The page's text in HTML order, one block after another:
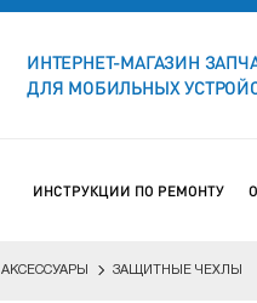
ИНТЕРНЕТ-МАГАЗИН
ДЛЯ МОБИЛЬНЫХ
ИНСТРУКЦИИ ПО РЕМОНТУ
АКСЕССУАРЫ ЗАЩИТНЫЕ ЧЕХЛЫ